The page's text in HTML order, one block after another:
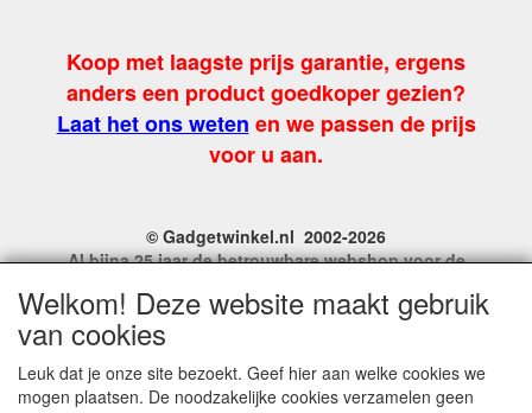
Koop met laagste prijs garantie, ergens
anders een product goedkoper gezien?
Laat het ons weten en we passen de prijs
voor u aan.
© Gadgetwinkel.nl 2002-2026
Al bijna 25 jaar de betrouwbare webshop voor de
Site Name, Ownership and Design Copyright by
another website, or otherwise copied or reproduced without
our explicit written permission.
Welkom! Deze website maakt gebruik
van cookies
Leuk dat je onze site bezoekt. Geef hier aan welke cookies we
mogen plaatsen. De noodzakelijke cookies verzamelen geen